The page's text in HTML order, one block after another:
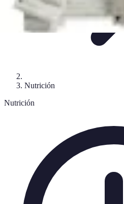
Nutrición
Nutrición